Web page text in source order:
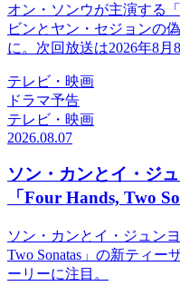
オン・ソンウが主演する
ビンとヤン・セジョンの
に。次回放送は2026年8月8
テレビ・映画
ドラマ予告
テレビ・映画
2026.08.07
ソン・カンとイ・ジ
「Four Hands, Two
ソン・カンとイ・ジュン
Two Sonatas」の新ティー
ーリーに注目。